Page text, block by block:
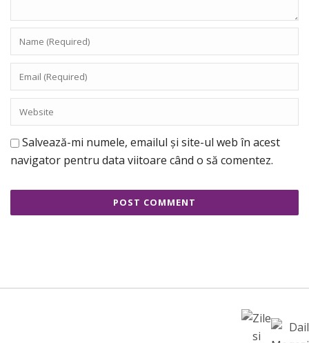
Salvează-mi numele, emailul și site-ul web în acest
navigator pentru data viitoare când o să comentez.